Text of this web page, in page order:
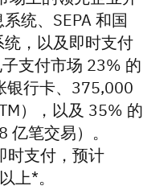
统、SEPA 和国
，以及即时支付
支付市场 23% 的
银行卡、375,000
），以及 35% 的
笔交易）。
时支付，预计
上*。